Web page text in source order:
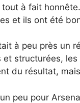
à fait
et ils ont été
à peu près un
structurées,
du résultat,
peu pour